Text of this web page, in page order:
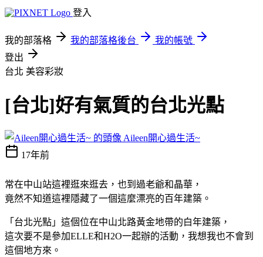
登入
我的部落格 我的部落格後台
我的帳號
登出
台北 美容彩妝
[台北]好有氣質的台北光點
Aileen開心過生活~
17年前
常在中山站這裡逛來逛去，也到過老爺和晶華，
竟然不知道這裡隱藏了一個這麼漂亮的百年建築。
「台北光點」這個位在中山北路黃金地帶的白年建築，
這次要不是參加ELLE和H2O一起辦的活動，我想我也不會到
這個地方來。